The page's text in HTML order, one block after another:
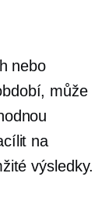
nebo
může
na
výsledky.